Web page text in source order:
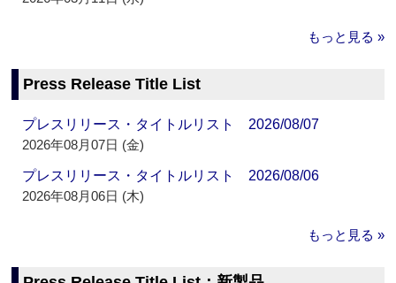
もっと見る »
Press Release Title List
プレスリリース・タイトルリスト 2026/08/07
2026年08月07日 (金)
プレスリリース・タイトルリスト 2026/08/06
2026年08月06日 (木)
もっと見る »